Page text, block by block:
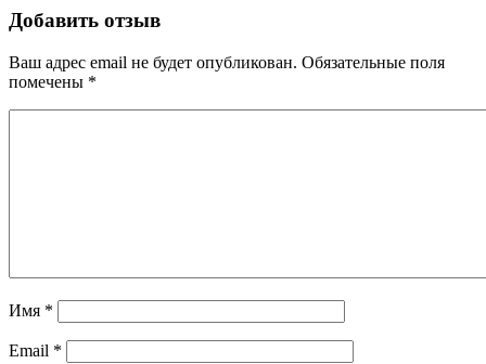
Добавить отзыв
Ваш адрес email не будет опубликован. Обязательные поля
помечены *
Имя *
Email *